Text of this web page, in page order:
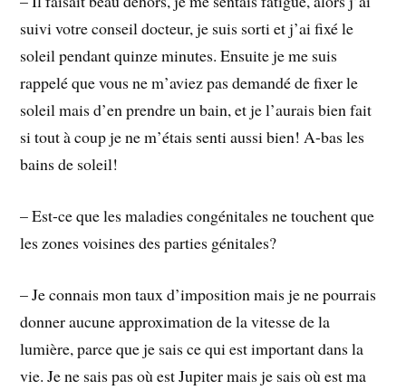
suivi votre conseil docteur, je suis sorti et j’ai fixé le
soleil pendant quinze minutes. Ensuite je me suis
rappelé que vous ne m’aviez pas demandé de fixer le
soleil mais d’en prendre un bain, et je l’aurais bien fait
si tout à coup je ne m’étais senti aussi bien! A-bas les
bains de soleil!
– Est-ce que les maladies congénitales ne touchent que
les zones voisines des parties génitales?
– Je connais mon taux d’imposition mais je ne pourrais
donner aucune approximation de la vitesse de la
lumière, parce que je sais ce qui est important dans la
vie. Je ne sais pas où est Jupiter mais je sais où est ma